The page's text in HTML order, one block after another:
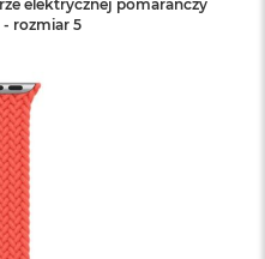
elektrycznej pomarańczy
rozmiar 5